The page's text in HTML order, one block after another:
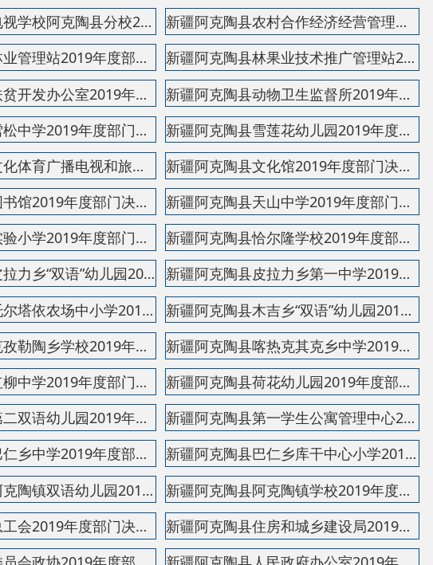
新疆阿克陶县图书馆2019年度部门决算公开说明
新疆阿克陶县天山中学2019年度部门决算公开说明
新疆阿克陶县实验小学2019年度部门决算公开说明 新疆阿克陶县恰尔隆学校2019年度部门决算公开说明
新疆阿克陶县皮拉力乡“双语”幼儿园2019年度部门决... 新疆阿克陶县皮拉力乡第一中学2019年度部门决算公开...
新疆阿克陶县托尔塔依农场中小学2019年度部门决算公... 新疆阿克陶县木吉乡“双语”幼儿园2019年度部门决算...
新疆阿克陶县克孜勒陶乡学校2019年度部门决算公开说... 新疆阿克陶县喀热克其克乡中学2019年度部门决算公开...
新疆阿克陶县红柳中学2019年度部门决算公开说明 新疆阿克陶县荷花幼儿园2019年度部门决算公开说明
新疆阿克陶县第二双语幼儿园2019年度部门决算公开说...
新疆阿克陶县第一学生公寓管理中心2019年度部门决算...
新疆阿克陶县巴仁乡中学2019年度部门决算公开说明
新疆阿克陶县巴仁乡库干中心小学2019年度部门决算公...
新疆阿克陶县阿克陶镇双语幼儿园2019年度部门决算公... 新疆阿克陶县阿克陶镇学校2019年度部门决算公开说明
新疆阿克陶县总工会2019年度部门决算公开说明 新疆阿克陶县住房和城乡建设局2019年度部门决算公开...
新疆阿克陶县委员会政协2019年度部门决算公开说明
新疆阿克陶县人民政府办公室2019年度部门决算公开说...
新疆阿克陶县应急管理局2019年度部门决算公开说明 新疆阿克陶县医疗保障局2019年度部门决算公开说明
新疆阿克陶县托尔塔依卫生院2019年度部门决算公开说... 新疆阿克陶县退役军人事务局2019年度部门决算公开说...
新疆阿克陶县塔尔塔吉克民族乡卫生院2019年度部门决...
新疆阿克陶县市容环境卫生管理局2019年度部门决算公...
新疆阿克陶县审计局2019年度部门决算公开说明 新疆阿克陶县社区居民委员会2019年度部门决算公开说...
新疆阿克陶县人民医院2019年度部门决算公开说明 新疆阿克陶县人力资源和社会保障局2019年度部门决算...
新疆阿克陶县皮拉勒乡恰瓦克卫生院2019年度部门决算...
新疆阿克陶县木吉乡卫生院2019年度部门决算公开说明
新疆阿克陶县库斯拉甫乡“双语”幼儿园2019年度部门... 新疆阿克陶县克孜勒陶乡卫生院2019年度部门决算公开...